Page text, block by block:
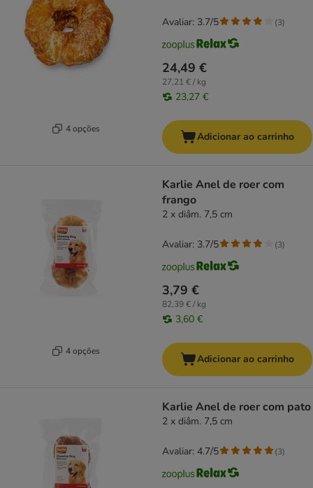
4 opções
24,49 €
27,21 € / kg
23,27 €
Avaliar: 3.7/5 (3)
Adicionar ao carrinho
4 opções
Karlie Anel de roer com
frango
2 x diâm. 7,5 cm
3,79 €
82,39 € / kg
3,60 €
Avaliar: 3.7/5 (3)
Adicionar ao carrinho
Karlie Anel de roer com pato
2 x diâm. 7,5 cm
Avaliar: 4.7/5 (3)